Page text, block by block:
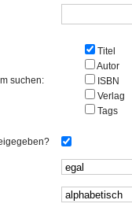
suchen:
Titel
Autor
ISBN
Verlag
Tags